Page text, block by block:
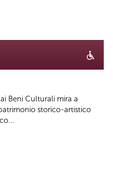
Beni Culturali mira a
storico-artistico